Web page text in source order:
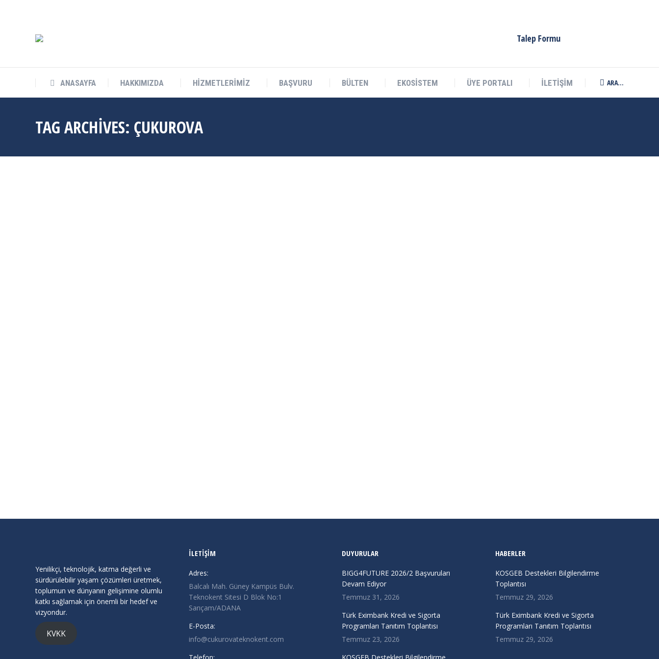
Talep Formu
ANASAYFA HAKKIMIZDA HİZMETLERİMİZ BAŞVURU BÜLTEN EKOSİSTEM ÜYE PORTALI İLETİŞİM Search:
ARA...
TAG ARCHIVES: ÇUKUROVA
Yenilikçi, teknolojik, katma değerli ve
sürdürülebilir yaşam çözümleri üretmek,
toplumun ve dünyanın gelişimine olumlu
katkı sağlamak için önemli bir hedef ve
vizyondur.
KVKK
İLETİŞİM
Adres:
Balcalı Mah. Güney Kampüs Bulv.
Teknokent Sitesi D Blok No:1
Sarıçam/ADANA
E-Posta:
info@cukurovateknokent.com
DUYURULAR
BIGG4FUTURE 2026/2 Başvuruları
Devam Ediyor
Temmuz 31, 2026
Türk Eximbank Kredi ve Sigorta
Programları Tanıtım Toplantısı
Temmuz 23, 2026
HABERLER
KOSGEB Destekleri Bilgilendirme
Toplantısı
Temmuz 29, 2026
Türk Eximbank Kredi ve Sigorta
Programları Tanıtım Toplantısı
Temmuz 29, 2026